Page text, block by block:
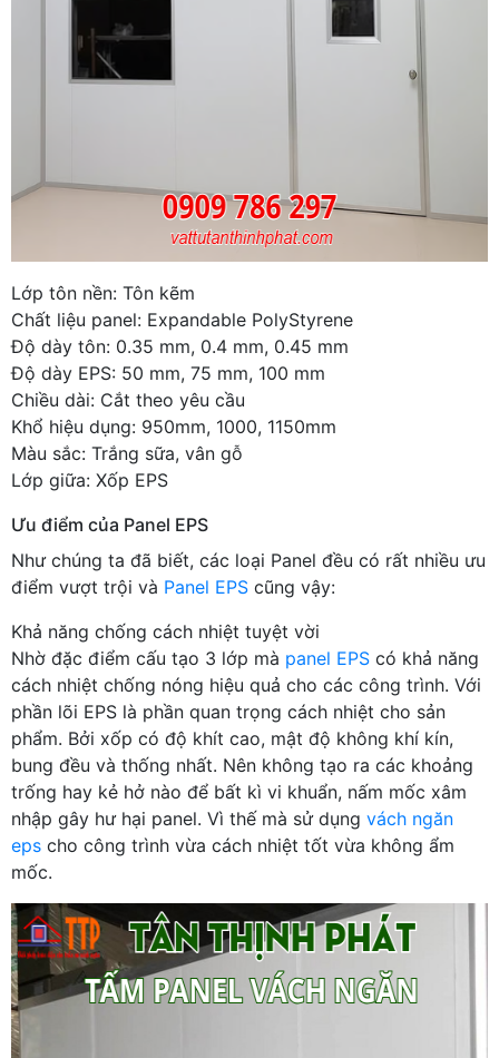
Lớp tôn nền: Tôn kẽm
Chất liệu panel: Expandable PolyStyrene
Độ dày tôn: 0.35 mm, 0.4 mm, 0.45 mm
Độ dày EPS: 50 mm, 75 mm, 100 mm
Chiều dài: Cắt theo yêu cầu
Khổ hiệu dụng: 950mm, 1000, 1150mm
Màu sắc: Trắng sữa, vân gỗ
Lớp giữa: Xốp EPS
Ưu điểm của Panel EPS
Như chúng ta đã biết, các loại Panel đều có rất nhiều ưu
điểm vượt trội và Panel EPS cũng vậy:
Khả năng chống cách nhiệt tuyệt vời
Nhờ đặc điểm cấu tạo 3 lớp mà panel EPS có khả năng
cách nhiệt chống nóng hiệu quả cho các công trình. Với
phần lõi EPS là phần quan trọng cách nhiệt cho sản
phẩm. Bởi xốp có độ khít cao, mật độ không khí kín,
bung đều và thống nhất. Nên không tạo ra các khoảng
trống hay kẻ hở nào để bất kì vi khuẩn, nấm mốc xâm
nhập gây hư hại panel. Vì thế mà sử dụng vách ngăn
eps cho công trình vừa cách nhiệt tốt vừa không ẩm
mốc.